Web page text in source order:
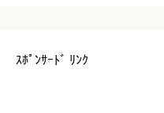
ｽﾎﾟﾝｻｰﾄﾞ ﾘﾝｸ